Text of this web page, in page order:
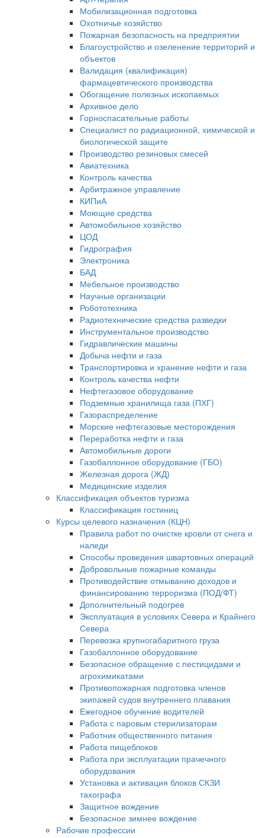
Мобилизационная подготовка
Охотничье хозяйство
Пожарная безопасность на предприятии
Благоустройство и озеленение территорий и
объектов
Валидация (квалификация)
фармацевтического производства
Обогащение полезных ископаемых
Архивное дело
Горноспасательные работы
Специалист по радиационной, химической и
биологической защите
Производство резиновых смесей
Авиатехника
Контроль качества
Арбитражное управление
КИПиА
Моющие средства
Автомобильное хозяйство
ЦОД
Гидрография
Электроника
БАД
Мебельное производство
Научные организации
Робототехника
Радиотехнические средства разведки
Инструментальное производство
Гидравлические машины
Добыча нефти и газа
Транспортировка и хранение нефти и газа
Контроль качества нефти
Нефтегазовое оборудование
Подземные хранилища газа (ПХГ)
Газораспределение
Морские нефтегазовые месторождения
Переработка нефти и газа
Автомобильные дороги
Газобаллонное оборудование (ГБО)
Железная дорога (ЖД)
Медицинские изделия
Классификация объектов туризма
Классификация гостиниц
Курсы целевого назначения (КЦН)
Правила работ по очистке кровли от снега и
наледи
Способы проведения швартовных операций
Добровольные пожарные команды
Противодействие отмыванию доходов и
финансированию терроризма (ПОД/ФТ)
Дополнительный подогрев
Эксплуатация в условиях Севера и Крайнего
Севера
Перевозка крупногабаритного груза
Газобаллонное оборудование
Безопасное обращение с пестицидами и
агрохимикатами
Противопожарная подготовка членов
экипажей судов внутреннего плавания
Ежегодное обучение водителей
Работа с паровым стерилизаторам
Работник общественного питания
Работа пищеблоков
Работа при эксплуатации прачечного
оборудования
Установка и активация блоков СКЗИ
тахографа
Защитное вождение
Безопасное зимнее вождение
Рабочие профессии